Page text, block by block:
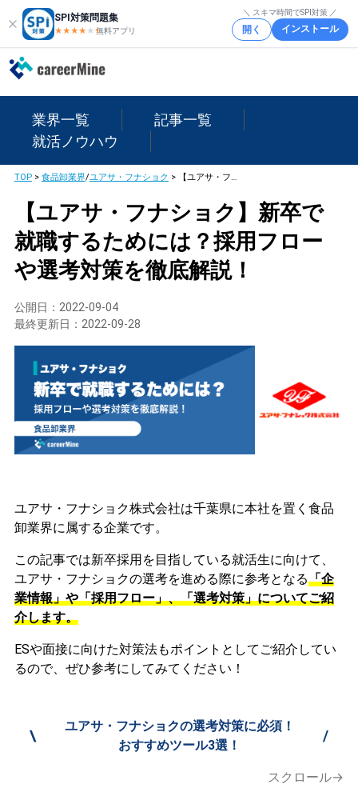
SPI対策問題集
★★★★ ★★
無料アプリ
＼ スキマ時間でSPI対策 ／
開く インストール
業界一覧
記事一覧
就活ノウハウ
TOP> 食品卸業界/ユアサ・フナショク > 【ユアサ・フナショク】新卒で就職するためには？採用フローや選考対策を徹底解説！
【ユアサ・フナショク】新卒で
就職するためには？採用フロー
や選考対策を徹底解説！
公開日： 2022-09-04
最終更新日： 2022-09-28
ユアサ・フナショク株式会社は千葉県に本社を置く食品
卸業界に属する企業です。
この記事では新卒採用を目指している就活生に向けて、
ユアサ・フナショクの選考を進める際に参考となる「企
業情報」や「採用フロー」、「選考対策」についてご紹
介します。
ESや面接に向けた対策法もポイントとしてご紹介してい
るので、ぜひ参考にしてみてください！
\
ユアサ・フナショクの選考対策に必須！
おすすめツール3選！
/
スクロール→